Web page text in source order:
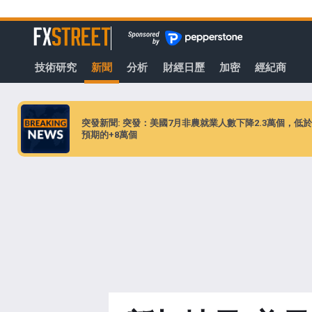
至
容
FXStreet
技術研究 新聞 分析 財經日歷 加密 經紀商
突發新聞: 突發：美國7月非農就業人數下降2.3萬個，低於
預期的+8萬個